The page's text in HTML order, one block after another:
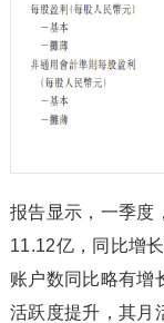
报告显示，一季度
11.12亿，同比增
账户数同比略有增
活跃度提升，其月